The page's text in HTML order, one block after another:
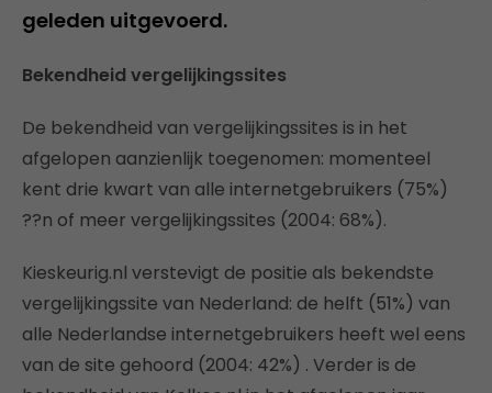
geleden uitgevoerd.
Bekendheid vergelijkingssites
De bekendheid van vergelijkingssites is in het
afgelopen aanzienlijk toegenomen: momenteel
kent drie kwart van alle internetgebruikers (75%)
??n of meer vergelijkingssites (2004: 68%).
Kieskeurig.nl verstevigt de positie als bekendste
vergelijkingssite van Nederland: de helft (51%) van
alle Nederlandse internetgebruikers heeft wel eens
van de site gehoord (2004: 42%) . Verder is de